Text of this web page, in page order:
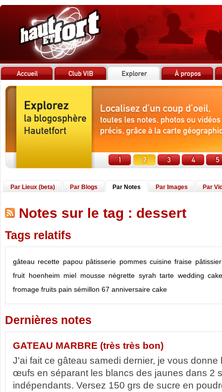
Par Lieux (beta) Par Blogs Par Notes Par Images Par
Notes sur le tag : dessert
Tags relatifs
gâteau recette papou pâtisserie pommes cuisine fraise pâtissier
fruit hoenheim miel mousse négrette syrah tarte wedding
fromage fruits pain sémillon 67 anniversaire cake
Dernières notes
GATEAU MARBRE (très très bon)
J'ai fait ce gâteau samedi dernier, je vous donne
œufs en séparant les blancs des jaunes dans 2
indépendants. Versez 150 grs de sucre en